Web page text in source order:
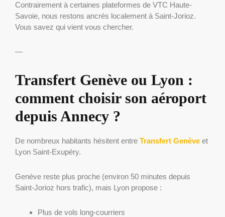
Contrairement à certaines plateformes de VTC Haute-
Savoie, nous restons ancrés localement à Saint-Jorioz.
Vous savez qui vient vous chercher.
—
Transfert Genève ou Lyon :
comment choisir son aéroport
depuis Annecy ?
De nombreux habitants hésitent entre Transfert Genève et
Lyon Saint-Exupéry.
Genève reste plus proche (environ 50 minutes depuis
Saint-Jorioz hors trafic), mais Lyon propose :
Plus de vols long-courriers